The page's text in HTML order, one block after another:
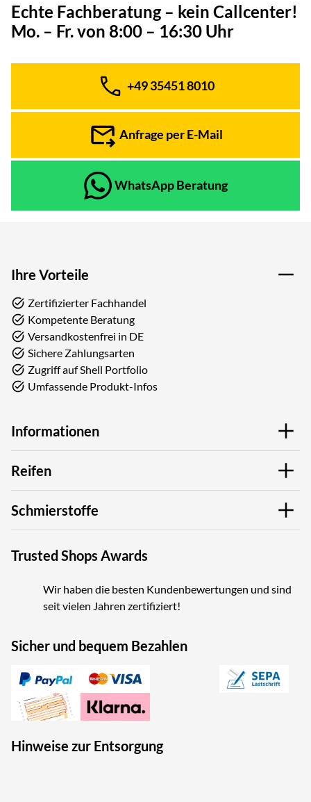
Echte Fachberatung – kein Callcenter!
Mo. – Fr. von 8:00 – 16:30 Uhr
Telefon:
+49 35451 8010
Anfrage per E-Mail
WhatsApp Beratung
Ihre Vorteile
Zertifizierter Fachhandel
Kompetente Beratung
Versandkostenfrei in DE
Sichere Zahlungsarten
Zugriff auf Shell Portfolio
Umfassende Produkt-Infos
Informationen
Reifen
Schmierstoffe
Trusted Shops Awards
Wir haben die besten Kundenbewertungen und sind
seit vielen Jahren zertifiziert!
Sicher und bequem Bezahlen
Hinweise zur Entsorgung